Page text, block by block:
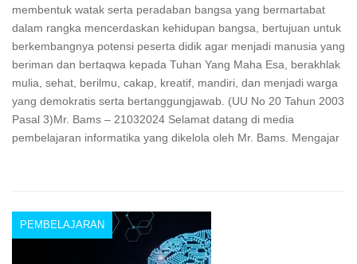
membentuk watak serta peradaban bangsa yang bermartabat
dalam rangka mencerdaskan kehidupan bangsa, bertujuan untuk
berkembangnya potensi peserta didik agar menjadi manusia yang
beriman dan bertaqwa kepada Tuhan Yang Maha Esa, berakhlak
mulia, sehat, berilmu, cakap, kreatif, mandiri, dan menjadi warga
yang demokratis serta bertanggungjawab. (UU No 20 Tahun 2003
Pasal 3)Mr. Bams – 21032024 Selamat datang di media
pembelajaran informatika yang dikelola oleh Mr. Bams. Mengajar
PEMBELAJARAN